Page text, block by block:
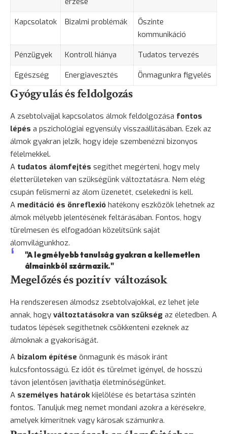
Kapcsolatok Bizalmi problémák
Őszinte
kommunikáció
Pénzügyek
Kontroll hiánya
Tudatos tervezés
Egészség
Energiavesztés Önmagunkra figyelés
Gyógyulás és feldolgozás
A zsebtolvajjal kapcsolatos álmok feldolgozása fontos
lépés a pszichológiai egyensúly visszaállításában. Ezek az
álmok gyakran jelzik, hogy ideje szembenézni bizonyos
félelmekkel.
A tudatos álomfejtés segíthet megérteni, hogy mely
életterületeken van szükségünk változtatásra. Nem elég
csupán felismerni az álom üzenetét, cselekedni is kell.
A meditáció és önreflexió hatékony eszközök lehetnek az
álmok mélyebb jelentésének feltárásában. Fontos, hogy
türelmesen és elfogadóan közelítsünk saját
álomvilágunkhoz.
"A legmélyebb tanulság gyakran a kellemetlen
álmainkból származik."
Megelőzés és pozitív változások
Ha rendszeresen álmodsz zsebtolvajokkal, ez lehet jele
annak, hogy változtatásokra van szükség az életedben. A
tudatos lépések segíthetnek csökkenteni ezeknek az
álmoknak a gyakoriságát.
A bizalom építése önmagunk és mások iránt
kulcsfontosságú. Ez időt és türelmet igényel, de hosszú
távon jelentősen javíthatja életminőségünket.
A személyes határokkijelölése és betartása szintén
fontos. Tanuljuk meg nemet mondani azokra a kérésekre,
amelyek kimerítnek vagy károsak számunkra.